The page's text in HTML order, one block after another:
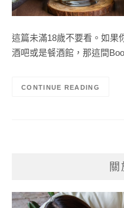
這篇未滿18歲不要看。如果
酒吧或是餐酒館，那這間
CONTINUE READING
關